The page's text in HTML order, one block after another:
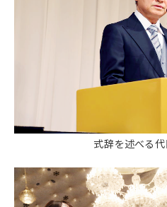
式辞を述べる